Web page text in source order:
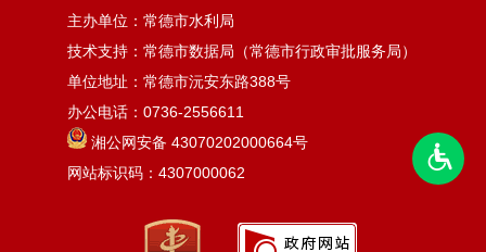
主办单位：常德市水利局
技术支持：常德市数据局（常德市行政审批服务局）
单位地址：常德市沅安东路388号
办公电话：0736-2556611
湘公网安备 43070202000664号
网站标识码：4307000062